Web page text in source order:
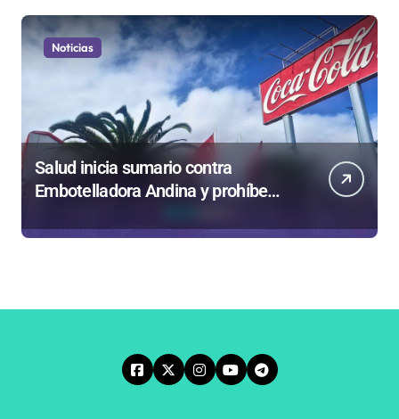
Noticias
Salud inicia sumario contra
Embotelladora Andina y prohíbe
laborales